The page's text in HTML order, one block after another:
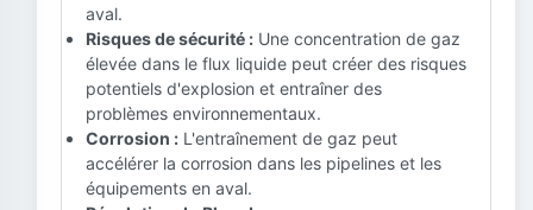
aval.
Risques de sécurité : Une concentration de gaz
élevée dans le flux liquide peut créer des risques
potentiels d'explosion et entraîner des
problèmes environnementaux.
Corrosion : L'entraînement de gaz peut
accélérer la corrosion dans les pipelines et les
équipements en aval.